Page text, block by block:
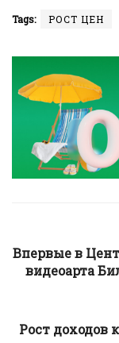
Tags: РОСТ ЦЕН
Впервые в
видеоарта
Рост доходов